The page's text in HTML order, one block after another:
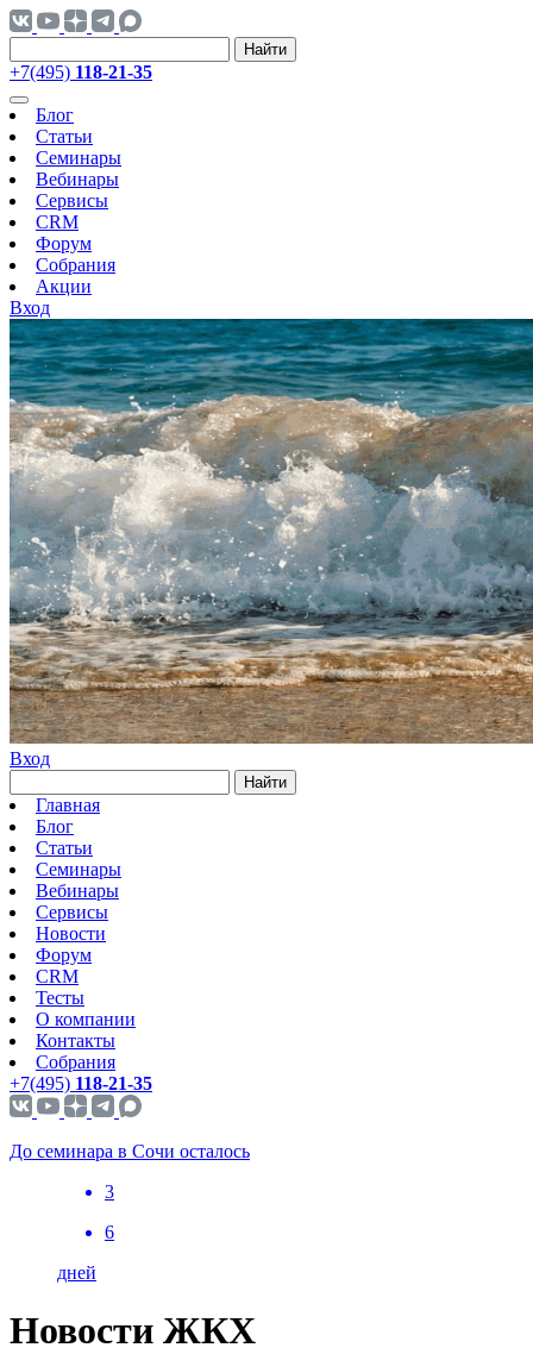
Найти
+7(495) 118-21-35
Блог
Статьи
Семинары
Вебинары
Сервисы
CRM
Форум
Собрания
Акции
Вход
Вход
Найти
Главная
Блог
Статьи
Семинары
Вебинары
Сервисы
Новости
Форум
CRM
Тесты
О компании
Контакты
Собрания
+7(495) 118-21-35
До семинара в Сочи осталось
3
6
дней
Новости ЖКХ